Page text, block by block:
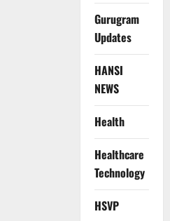
Gurugram
Updates
HANSI
NEWS
Health
Healthcare
Technology
HSVP